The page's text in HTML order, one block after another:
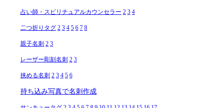
占い師・スピリチュアルカウンセラー 2 3 4
二つ折りタグ 2 3 4 5 6 7 8
親子名刺 2 3
レーザー彫刻名刺 2 3
挟める名刺 2 3 4 5 6
持ち込み写真で名刺作成